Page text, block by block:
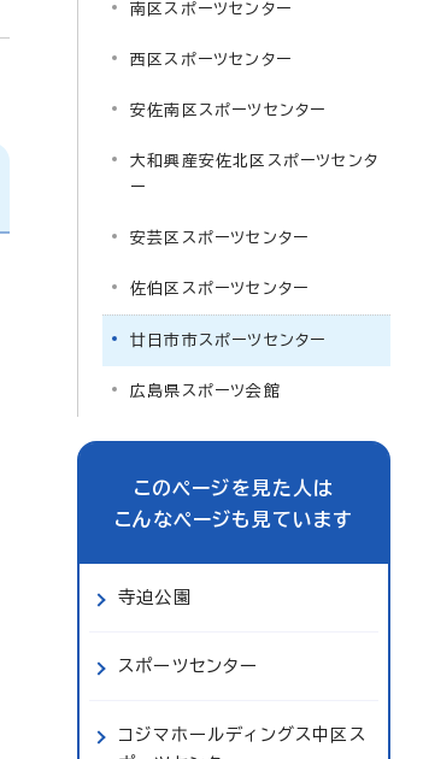
南区スポーツセンター
西区スポーツセンター
安佐南区スポーツセンター
大和興産安佐北区スポーツセンタ
ー
安芸区スポーツセンター
佐伯区スポーツセンター
廿日市市スポーツセンター
広島県スポーツ会館
このページを見た人は
こんなページも見ています
寺迫公園
スポーツセンター
コジマホールディングス中区ス